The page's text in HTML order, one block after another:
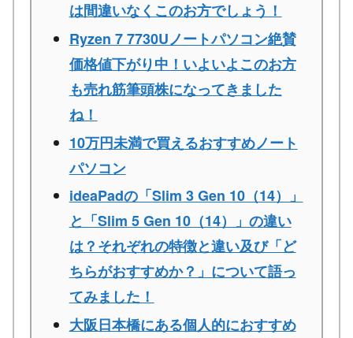
は間違いなくこのお方でしょう！
Ryzen 7 7730Uノートパソコン絶賛
価格値下がり中！いよいよこのお方
も売れ筋筆頭株になってきました
ね！
10万円未満で買えるおすすめノート
パソコン
ideaPadの「Slim 3 Gen 10（14）」
と「Slim 5 Gen 10（14）」の違い
は？それぞれの特徴と違い及び「ど
ちらがおすすめか？」について語っ
てみました！
大阪日本橋にある個人的におすすめ